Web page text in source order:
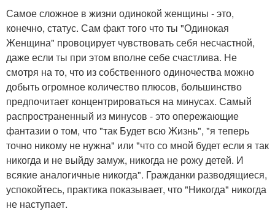
Самое сложное в жизни одинокой женщины - это,
конечно, статус. Сам факт того что ты "Одинокая
Женщина" провоцирует чувствовать себя несчастной,
даже если ты при этом вполне себе счастлива. Не
смотря на то, что из собственного одиночества можно
добыть огромное количество плюсов, большинство
предпочитает концентрироваться на минусах. Самый
распространенный из минусов - это опережающие
фантазии о том, что "так Будет всю Жизнь", "я теперь
точно никому не нужна" или "что со мной будет если я так
никогда и не выйду замуж, никогда не рожу детей. И
всякие аналогичные никогда". Гражданки разводящиеся,
успокойтесь, практика показывает, что "Никогда" никогда
не наступает.